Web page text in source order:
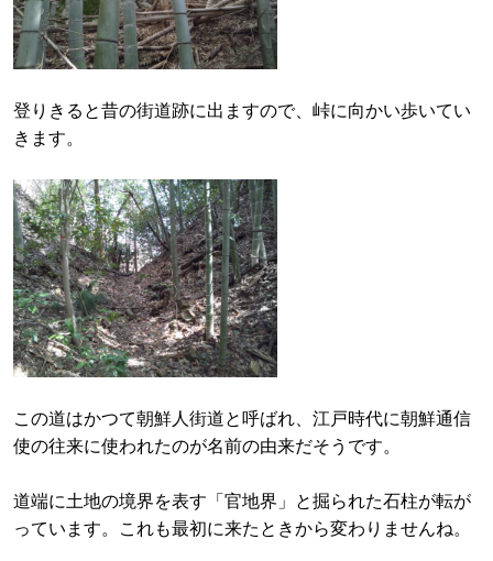
登りきると昔の街道跡に出ますので、峠に向かい歩いてい
きます。
この道はかつて朝鮮人街道と呼ばれ、江戸時代に朝鮮通信
使の往来に使われたのが名前の由来だそうです。
道端に土地の境界を表す「官地界」と掘られた石柱が転が
っています。これも最初に来たときから変わりませんね。